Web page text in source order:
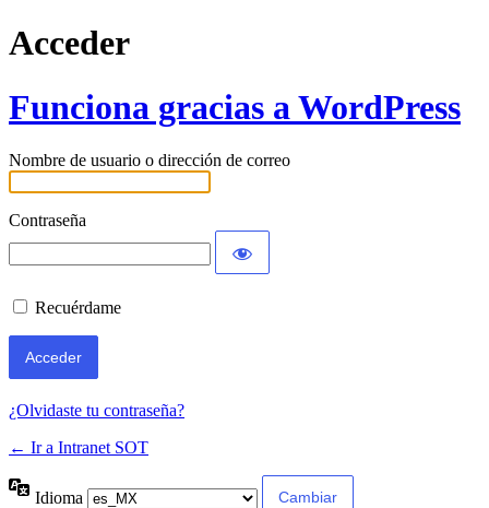
Acceder
Funciona gracias a WordPress
Nombre de usuario o dirección de correo
Contraseña
Recuérdame
¿Olvidaste tu contraseña?
← Ir a Intranet SOT
Idioma